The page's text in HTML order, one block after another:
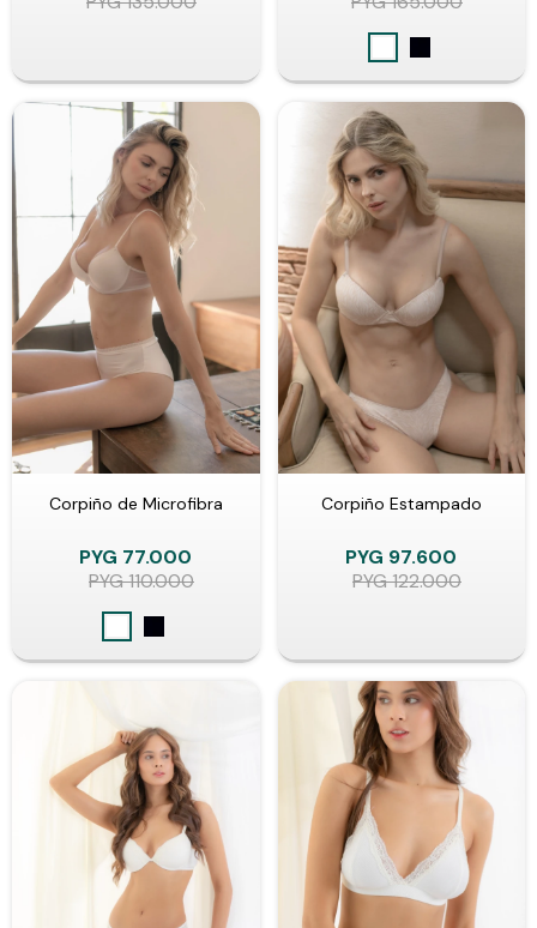
Corpiño de Microfibra
PYG 77.000
PYG110.000
Corpiño Estampado
PYG 97.600
PYG122.000